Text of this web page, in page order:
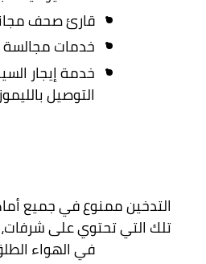
قارئ صحف
خدمات مجالسة
خدمة إيجار
التوصيل
التدخين ممنوع في جميع
تلك التي تحتوي على
في الهواء